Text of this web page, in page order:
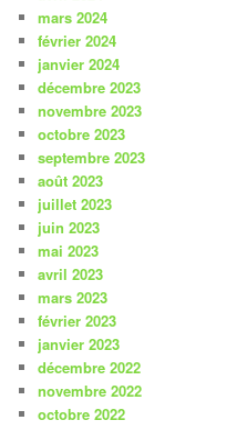
mars 2024
février 2024
janvier 2024
décembre 2023
novembre 2023
octobre 2023
septembre 2023
août 2023
juillet 2023
juin 2023
mai 2023
avril 2023
mars 2023
février 2023
janvier 2023
décembre 2022
novembre 2022
octobre 2022